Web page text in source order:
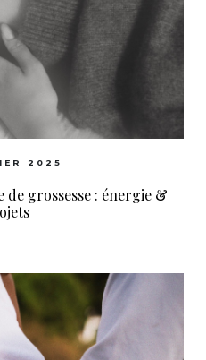
2025
grossesse : énergie &